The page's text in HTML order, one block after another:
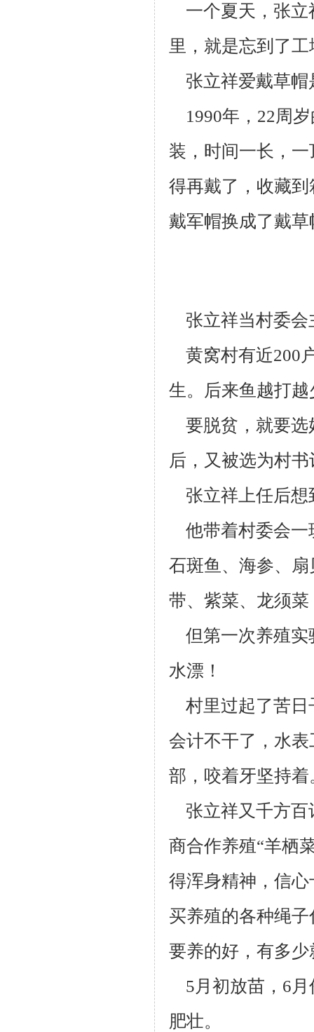
一个夏天，张立
里，就是忘到了
张立祥爱戴草帽
1990年，22周
装，时间一长，
得再戴了，收藏
戴军帽换成了戴草
张立祥当村委会
黄窝村有近200
生。后来鱼越打
要脱贫，就要选
后，又被选为村书
张立祥上任后想
他带着村委会一
石斑鱼、海参、
带、紫菜、龙须
但第一次养殖实
水漂！
村里过起了苦日
会计不干了，水
部，咬着牙坚持着
张立祥又千方百
商合作养殖“羊栖
得浑身精神，信心
买养殖的各种绳
要养的好，有多
5月初放苗，6月
肥壮。